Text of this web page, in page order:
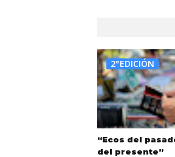
2°EDICIÓN
“Ecos del
del presente”